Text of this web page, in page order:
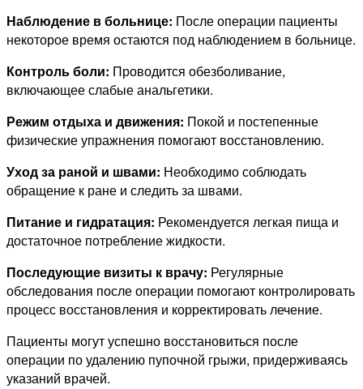
Наблюдение в больнице: После операции пациенты
некоторое время остаются под наблюдением в больнице.
Контроль боли: Проводится обезболивание,
включающее слабые анальгетики.
Режим отдыха и движения: Покой и постепенные
физические упражнения помогают восстановлению.
Уход за раной и швами: Необходимо соблюдать
обращение к ране и следить за швами.
Питание и гидратация: Рекомендуется легкая пища и
достаточное потребление жидкости.
Последующие визиты к врачу: Регулярные
обследования после операции помогают контролировать
процесс восстановления и корректировать лечение.
Пациенты могут успешно восстановиться после
операции по удалению пупочной грыжи, придерживаясь
указаний врачей.